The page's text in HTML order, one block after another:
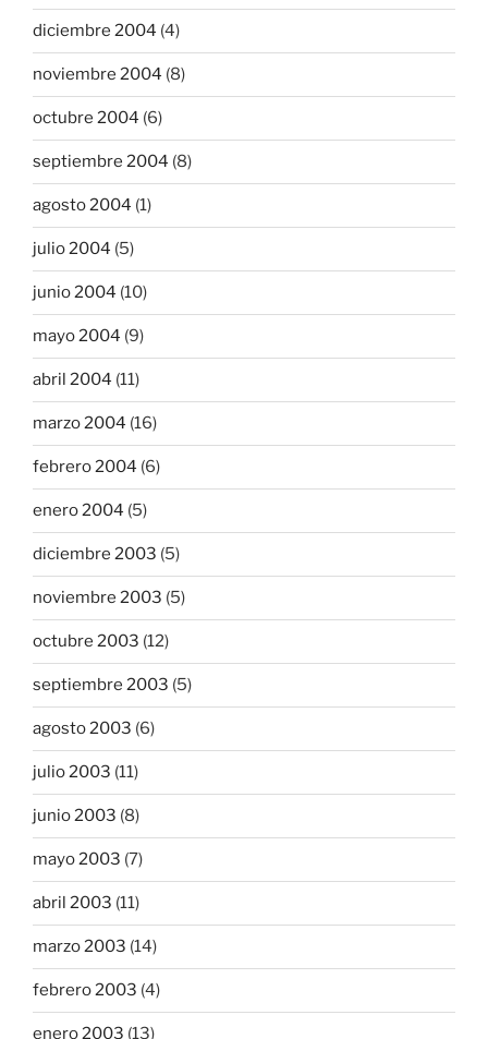
diciembre 2004 (4)
noviembre 2004 (8)
octubre 2004 (6)
septiembre 2004 (8)
agosto 2004 (1)
julio 2004 (5)
junio 2004 (10)
mayo 2004 (9)
abril 2004 (11)
marzo 2004 (16)
febrero 2004 (6)
enero 2004 (5)
diciembre 2003 (5)
noviembre 2003 (5)
octubre 2003 (12)
septiembre 2003 (5)
agosto 2003 (6)
julio 2003 (11)
junio 2003 (8)
mayo 2003 (7)
abril 2003 (11)
marzo 2003 (14)
febrero 2003 (4)
enero 2003 (13)